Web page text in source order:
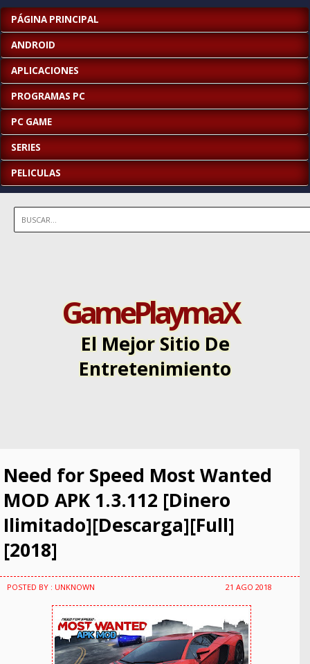
PÁGINA PRINCIPAL
ANDROID
APLICACIONES
PROGRAMAS PC
PC GAME
SERIES
PELICULAS
GamePlaymaX
El Mejor Sitio De
Entretenimiento
Need for Speed Most Wanted
MOD APK 1.3.112 [Dinero
Ilimitado][Descarga][Full]
[2018]
POSTED BY : UNKNOWN 21 AGO 2018